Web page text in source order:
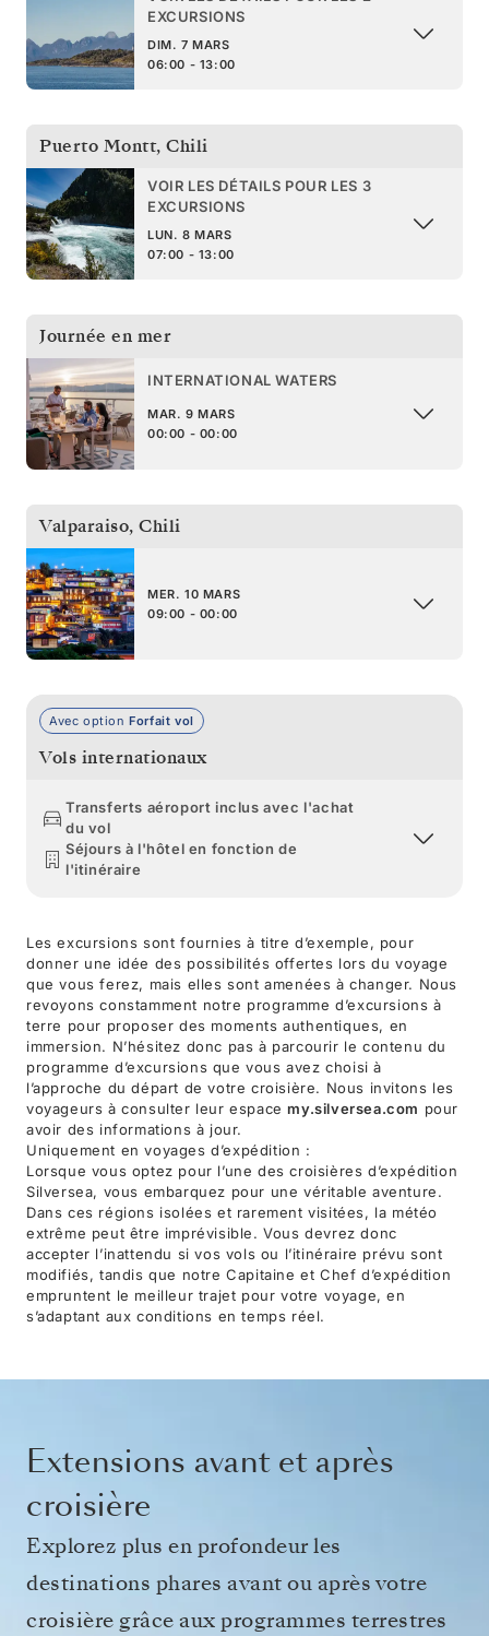
EXCURSIONS
DIM. 7 MARS
06:00 - 13:00
Puerto Montt, Chili
VOIR LES DÉTAILS POUR LES 3
EXCURSIONS
LUN. 8 MARS
07:00 - 13:00
Journée en mer
INTERNATIONAL WATERS
MAR. 9 MARS
00:00 - 00:00
Valparaiso, Chili
MER. 10 MARS
09:00 - 00:00
Avec option Forfait vol
Vols internationaux
Transferts aéroport inclus avec l'achat
du vol
Séjours à l'hôtel en fonction de
l'itinéraire
Les excursions sont fournies à titre d’exemple, pour
donner une idée des possibilités offertes lors du voyage
que vous ferez, mais elles sont amenées à changer. Nous
revoyons constamment notre programme d’excursions à
terre pour proposer des moments authentiques, en
immersion. N’hésitez donc pas à parcourir le contenu du
programme d’excursions que vous avez choisi à
l’approche du départ de votre croisière. Nous invitons les
voyageurs à consulter leur espacemy.silversea.com pour
avoir des informations à jour.
Uniquement en voyages d’expédition :
Lorsque vous optez pour l’une des croisières d’expédition
Silversea, vous embarquez pour une véritable aventure.
Dans ces régions isolées et rarement visitées, la météo
extrême peut être imprévisible. Vous devrez donc
accepter l’inattendu si vos vols ou l’itinéraire prévu sont
modifiés, tandis que notre Capitaine et Chef d’expédition
empruntent le meilleur trajet pour votre voyage, en
s’adaptant aux conditions en temps réel.
Extensions avant et après
croisière
Explorez plus en profondeur les
destinations phares avant ou après votre
croisière grâce aux programmes terrestres